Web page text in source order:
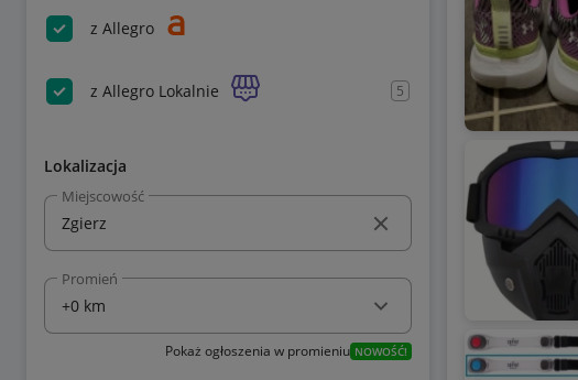
z Allegro
z Allegro Lokalnie 5
Lokalizacja
Miejscowość
Promień
Pokaż ogłoszenia w promieniu NOWOŚĆ!